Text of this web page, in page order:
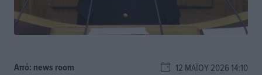
Από: news room 12 ΜΑΪ́ΟΥ 2026 14:10